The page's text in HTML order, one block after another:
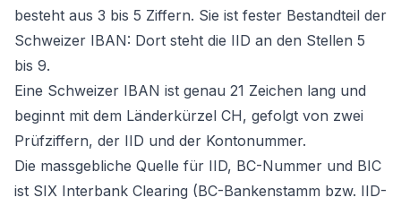
besteht aus 3 bis 5 Ziffern. Sie ist fester Bestandteil der
Schweizer IBAN: Dort steht die IID an den Stellen 5
bis 9.
Eine Schweizer IBAN ist genau 21 Zeichen lang und
beginnt mit dem Länderkürzel CH, gefolgt von zwei
Prüfziffern, der IID und der Kontonummer.
Die massgebliche Quelle für IID, BC-Nummer und BIC
ist SIX Interbank Clearing (BC-Bankenstamm bzw. IID-